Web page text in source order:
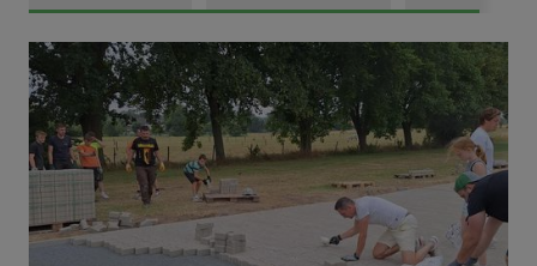
Pünktlich zum Schützenfest den Weg zum Festzelt